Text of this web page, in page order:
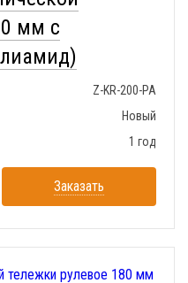
мм с
Z-KR-200-PA
Новый
1 год
Заказать